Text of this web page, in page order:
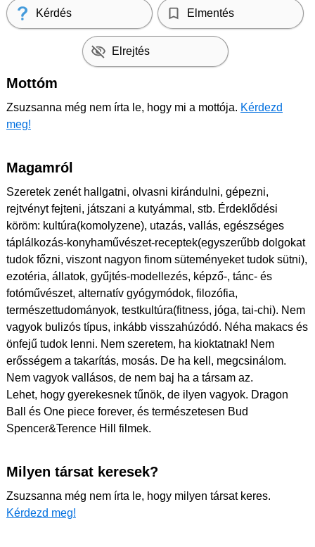
Kérdés Elmentés
Elrejtés
Mottóm
Zsuzsanna még nem írta le, hogy mi a mottója. Kérdezd
meg!
Magamról
Szeretek zenét hallgatni, olvasni kirándulni, gépezni,
rejtvényt fejteni, játszani a kutyámmal, stb. Érdeklődési
köröm: kultúra(komolyzene), utazás, vallás, egészséges
táplálkozás-konyhaművészet-receptek(egyszerűbb dolgokat
tudok főzni, viszont nagyon finom süteményeket tudok sütni),
ezotéria, állatok, gyűjtés-modellezés, képző-, tánc- és
fotóművészet, alternatív gyógymódok, filozófia,
természettudományok, testkultúra(fitness, jóga, tai-chi). Nem
vagyok bulizós típus, inkább visszahúzódó. Néha makacs és
önfejű tudok lenni. Nem szeretem, ha kioktatnak! Nem
erősségem a takarítás, mosás. De ha kell, megcsinálom.
Nem vagyok vallásos, de nem baj ha a társam az.
Lehet, hogy gyerekesnek tűnök, de ilyen vagyok. Dragon
Ball és One piece forever, és természetesen Bud
Spencer&Terence Hill filmek.
Milyen társat keresek?
Zsuzsanna még nem írta le, hogy milyen társat keres.
Kérdezd meg!